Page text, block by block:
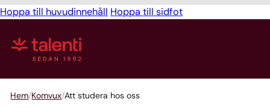
Hoppa till huvudinnehåll Hoppa till sidfot
Hem Komvux Att studera hos oss